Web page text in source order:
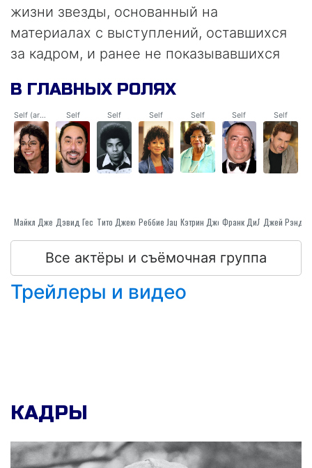
жизни звезды, основанный на
материалах с выступлений, оставшихся
за кадром, и ранее не показывавшихся
В ГЛАВНЫХ РОЛЯХ
Self (archive footage)
Майкл Джексон
Self
Дэвид Гест
Self
Тито Джексон
Self
Реббие Jацксон
Self
Кэтрин Джексон
Self
Франк ДиЛео
Self
Все актёры и съёмочная группа
Трейлеры и видео
КАДРЫ